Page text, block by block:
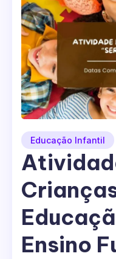
Educação Infantil
Ensino